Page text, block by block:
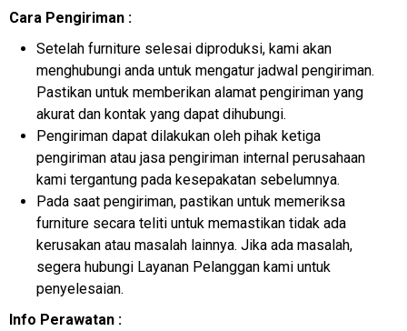
Cara Pengiriman :
Setelah furniture selesai diproduksi, kami akan
menghubungi anda untuk mengatur jadwal pengiriman.
Pastikan untuk memberikan alamat pengiriman yang
akurat dan kontak yang dapat dihubungi.
Pengiriman dapat dilakukan oleh pihak ketiga
pengiriman atau jasa pengiriman internal perusahaan
kami tergantung pada kesepakatan sebelumnya.
Pada saat pengiriman, pastikan untuk memeriksa
furniture secara teliti untuk memastikan tidak ada
kerusakan atau masalah lainnya. Jika ada masalah,
segera hubungi Layanan Pelanggan kami untuk
penyelesaian.
Info Perawatan :